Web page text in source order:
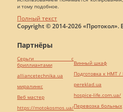
и тому подобное.
Полный текст
Copyright © 2014-2026
Партнёры
Серьги с
бриллиантами
alliancetechnika.ua
миралинкс
Веб мастер
https://motokosmos.ua/
Винный шкаф
Подготовка к НМТ /
pereklad.ua
hospice-life.com.ua/
Перевозка больных